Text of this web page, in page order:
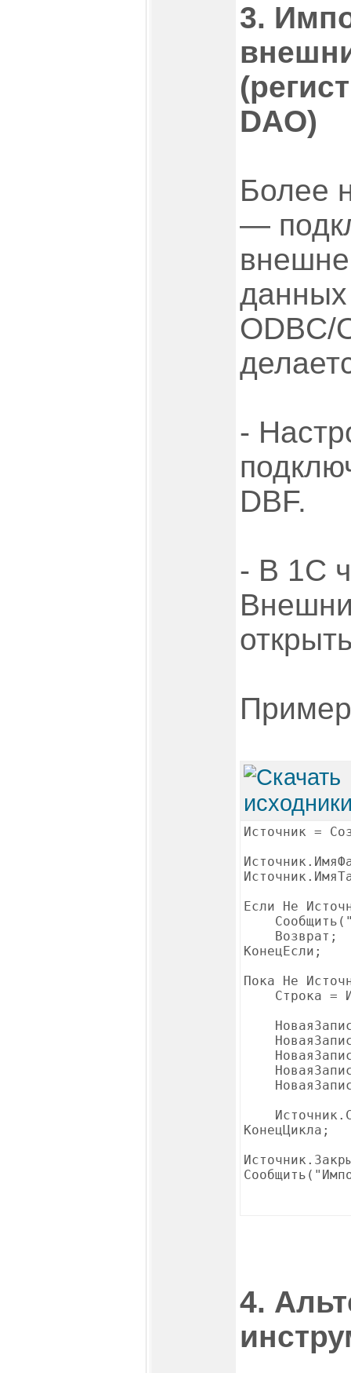
3.
DAO)
Более
—
данных
ODBC/
-
DBF.
- В 1С
Источник =
Если Не
Возврат;
КонецЕсли;
Пока Не
Строка =
КонецЦикла;
4.